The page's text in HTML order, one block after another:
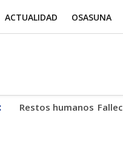
Restos humanos
ACTUALIDAD OSASUNA